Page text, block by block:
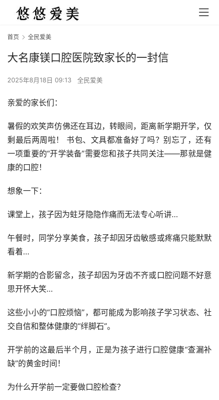
首页 全民爱美
大名康镁口腔医院致家长的一封信
2025年8月18日 09:13 全民爱美
亲爱的家长们：
暑假的欢笑声仿佛还在耳边，转眼间，距离新学期开学，仅
剩最后两周啦！ 书包、文具都准备好了吗？别忘了，还有
一项重要的“开学装备”需要您和孩子共同关注——那就是健
康的口腔！
想象一下：
课堂上，孩子因为蛀牙隐隐作痛而无法专心听讲…
午餐时，同学分享美食，孩子却因牙齿敏感或疼痛只能默默
看着…
新学期的合影留念，孩子却因为牙齿不齐或口腔问题不好意
思开怀大笑…
这些小小的“口腔烦恼”，都可能成为影响孩子学习状态、社
交自信和整体健康的“绊脚石”。
开学前的这最后半个月，正是为孩子进行口腔健康“查漏补
缺”的黄金时间！
为什么开学前一定要做口腔检查？